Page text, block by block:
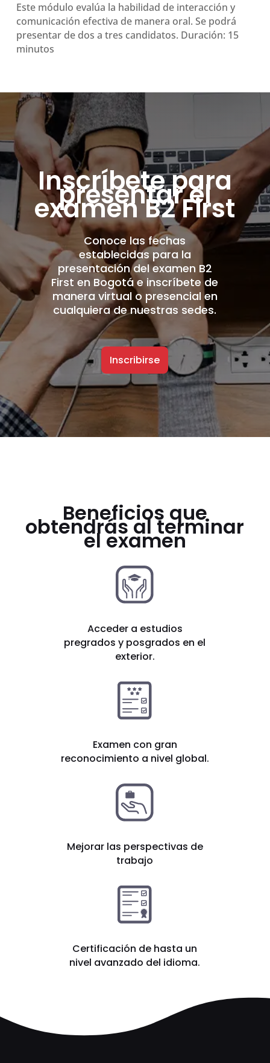
Este módulo evalúa la habilidad de interacción y
comunicación efectiva de manera oral. Se podrá
presentar de dos a tres candidatos. Duración: 15
minutos
Inscríbete para
presentar el
examen B2 First
Conoce las fechas
establecidas para la
presentación del examen B2
First en Bogotá e inscríbete de
manera virtual o presencial en
cualquiera de nuestras sedes.
Inscribirse
Beneficios que
obtendrás al terminar
el examen
Acceder a estudios
pregrados y posgrados en el
exterior.
Examen con gran
reconocimiento a nivel global.
Mejorar las perspectivas de
trabajo
Certificación de hasta un
nivel avanzado del idioma.